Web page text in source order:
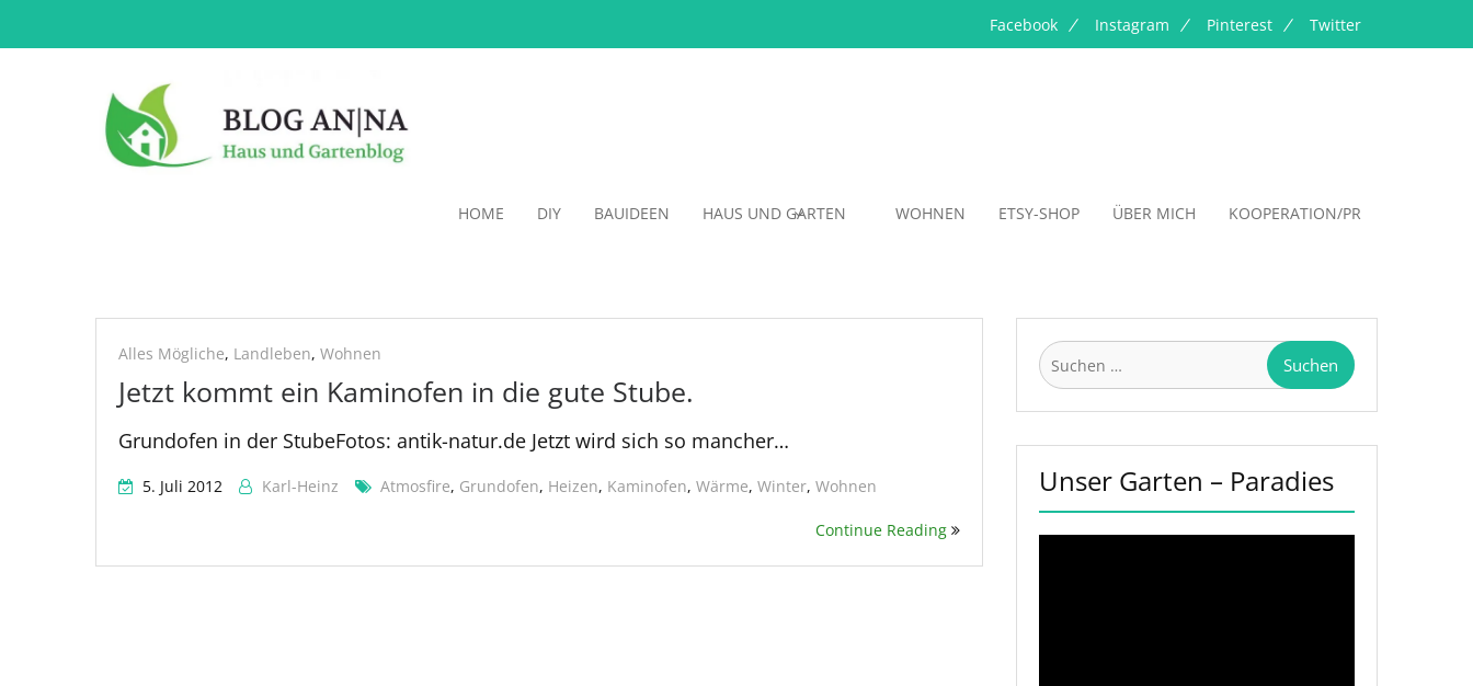
Facebook Instagram Pinterest Twitter
HOME DIY BAUIDEEN HAUS UND GARTEN WOHNEN ETSY-SHOP ÜBER MICH KOOPERATION/PR
atmosfire
Alles Mögliche, Landleben, Wohnen
Jetzt kommt ein Kaminofen in die gute Stube.
Grundofen in der StubeFotos: antik-natur.de Jetzt wird sich so mancher…
5. Juli 2012 Karl-Heinz Atmosfire, Grundofen, Heizen, Kaminofen, Wärme, Winter, Wohnen
Continue Reading
Suchen
Unser Garten – Paradies